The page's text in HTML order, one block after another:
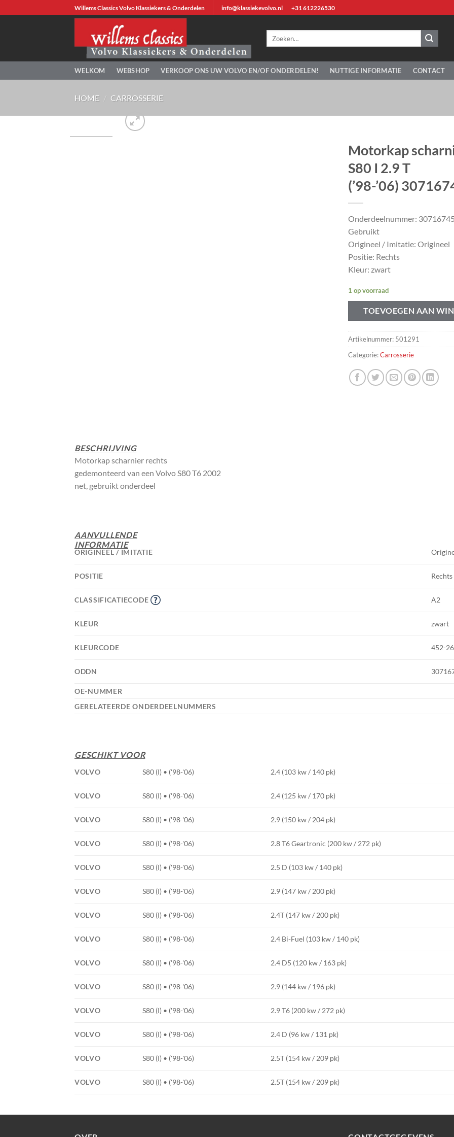
naar
Willems Classics Volvo Klassiekers & Onderdelen info@klassiekevolvo.nl +31 612226530
WELKOM WEBSHOP VERKOOP ONS UW VOLVO EN/OF ONDERDELEN! NUTTIGE INFORMATIE CONTACT
HOME / CARROSSERIE
Motorkap
S80 I 2.9 T
(’98-’06)
Onderdeelnummer: 30716745
Gebruikt
Origineel / Imitatie: Origineel
Positie: Rechts
Kleur: zwart
1 op voorraad
TOEVOEGEN AAN
Artikelnummer: 501291
Categorie:Carrosserie
BESCHRIJVING
Motorkap scharnier rechts
gedemonteerd van een Volvo S80 T6 2002
net, gebruikt onderdeel
AANVULLENDE
INFORMATIE
ORIGINEEL / IMITATIE
POSITIE Rechts
CLASSIFICATIECODE A2
KLEUR zwart
KLEURCODE 452-26
ODDN
OE-NUMMER
GERELATEERDE ONDERDEELNUMMERS
GESCHIKT VOOR
VOLVO S80 (I) • ('98-'06) 2.4 (103 kw / 140 pk)
VOLVO S80 (I) • ('98-'06) 2.4 (125 kw / 170 pk)
VOLVO S80 (I) • ('98-'06) 2.9 (150 kw / 204 pk)
VOLVO S80 (I) • ('98-'06) 2.8 T6 Geartronic (200 kw / 272 pk)
VOLVO S80 (I) • ('98-'06) 2.5 D (103 kw / 140 pk)
VOLVO S80 (I) • ('98-'06) 2.9 (147 kw / 200 pk)
VOLVO S80 (I) • ('98-'06) 2.4T (147 kw / 200 pk)
VOLVO S80 (I) • ('98-'06) 2.4 Bi-Fuel (103 kw / 140 pk)
VOLVO S80 (I) • ('98-'06) 2.4 D5 (120 kw / 163 pk)
VOLVO S80 (I) • ('98-'06) 2.9 (144 kw / 196 pk)
VOLVO S80 (I) • ('98-'06) 2.9 T6 (200 kw / 272 pk)
VOLVO S80 (I) • ('98-'06) 2.4 D (96 kw / 131 pk)
VOLVO S80 (I) • ('98-'06) 2.5T (154 kw / 209 pk)
VOLVO S80 (I) • ('98-'06) 2.5T (154 kw / 209 pk)